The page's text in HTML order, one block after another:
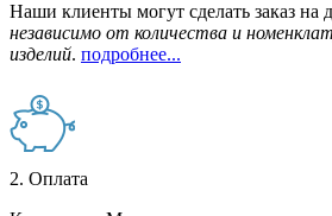
Наши клиенты могут сделать заказ на
независимо от количества и
изделий. подробнее...
2. Оплата